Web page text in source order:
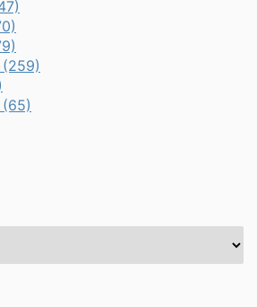
(259)
(65)